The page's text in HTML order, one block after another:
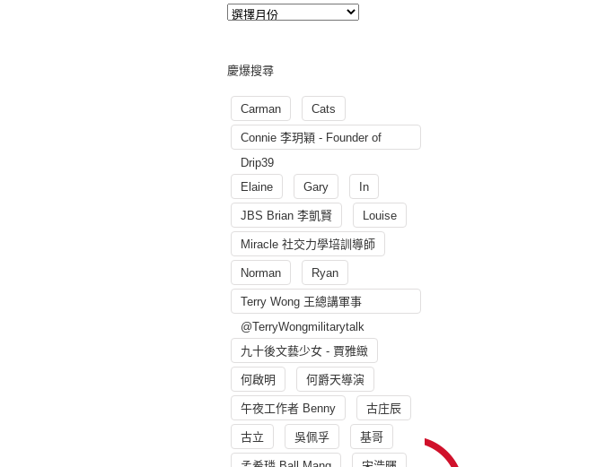
慶爆搜尋
Carman Cats
Connie 李玥穎 - Founder of
Drip39
Elaine
Gary In
JBS Brian 李凱賢 Louise
Miracle 社交力學培訓導師
Norman Ryan
Terry Wong 王總講軍事
@TerryWongmilitarytalk
九十後文藝少女 - 賈雅緻
何啟明 何爵天導演
午夜工作者 Benny 古庄辰
古立 吳佩孚 基哥